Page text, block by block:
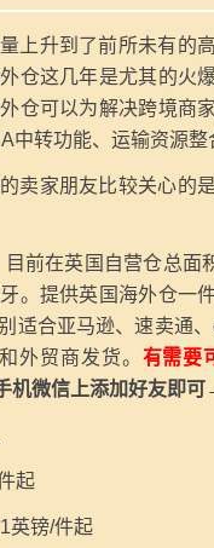
上升到了前所未有的
仓这几年是尤其的火
仓可以为解决跨境商
转功能、运输资源整
卖家朋友比较关心的
前在英国自营仓总面
。提供英国海外仓一
适合亚马逊、速卖通
外贸商发货。 有需要
机微信上添加好友即可
起
英镑/件起